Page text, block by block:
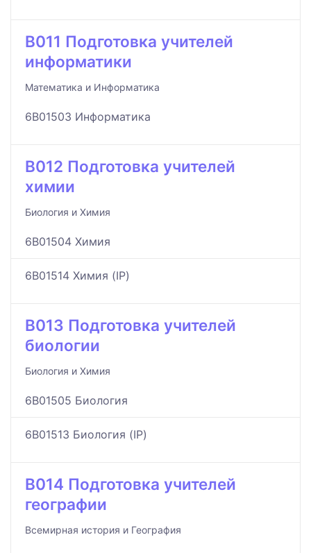
B011 Подготовка учителей
информатики
Математика и Информатика
6B01503 Информатика
B012 Подготовка учителей
химии
Биология и Химия
6B01504 Химия
6B01514 Химия (IP)
B013 Подготовка учителей
биологии
Биология и Химия
6B01505 Биология
6B01513 Биология (IP)
B014 Подготовка учителей
географии
Всемирная история и География